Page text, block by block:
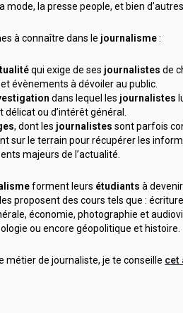
mode, la presse people, et bien
à connaître dans le journalisme:
qui exige de ses journalistes de
évènements à dévoiler au public.
dans lequel les journalistes
délicat ou d’intérêt général.
, dont les journalistes sont parfois
sur le terrain pour récupérer les
majeurs de l’actualité.
forment leurs étudiants à
proposent des cours tels que :
économie, photographie et
ou encore géopolitique et histoire.
métier de journaliste, je te conseille cet